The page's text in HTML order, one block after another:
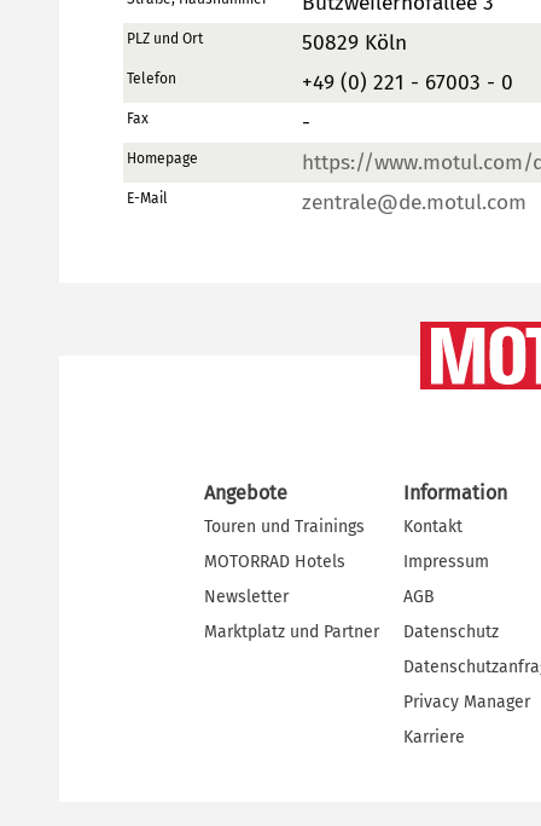
PLZ und Ort 50829 Köln
Telefon +49 (0) 221 - 67003 - 0
Fax -
Homepage https://www.motul.com/
E-Mail zentrale@de.motul.com
Angebote
Touren und Trainings
MOTORRAD Hotels
Newsletter
Marktplatz und Partner
Information
Kontakt
Impressum
AGB
Datenschutz
Privacy Manager
Karriere